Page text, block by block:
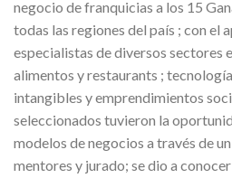
negocio de franquicias a los 15
todas las regiones del país ; con el
especialistas de diversos sectores
alimentos y restaurants ;
intangibles y emprendimientos
seleccionados tuvieron la
modelos de negocios a través de
mentores y jurado; se dio a